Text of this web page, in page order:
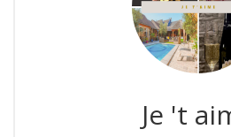
Je 't